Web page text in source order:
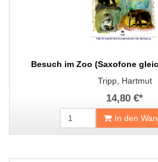
Besuch im Zoo (Saxofone
Tripp, Hartmut
14,80 €*
In den